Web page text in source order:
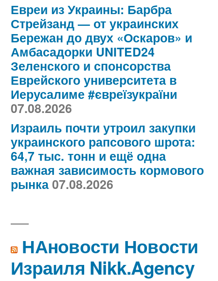
Евреи из Украины: Барбра
Стрейзанд — от украинских
Бережан до двух «Оскаров» и
Амбасадорки UNITED24
Зеленского и спонсорства
Еврейского университета в
Иерусалиме #євреїзукраїни
07.08.2026
Израиль почти утроил закупки
украинского рапсового шрота:
64,7 тыс. тонн и ещё одна
важная зависимость кормового
рынка07.08.2026
НАновости Новости
Израиля Nikk.Agency